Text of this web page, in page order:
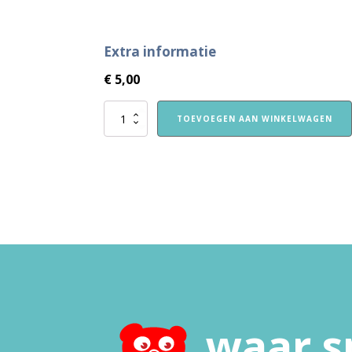
Extra informatie
€ 5,00
Inlogkaart
TOEVOEGEN AAN WINKELWAGEN